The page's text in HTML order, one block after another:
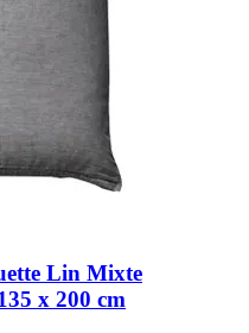
Lin Mixte
x 200 cm